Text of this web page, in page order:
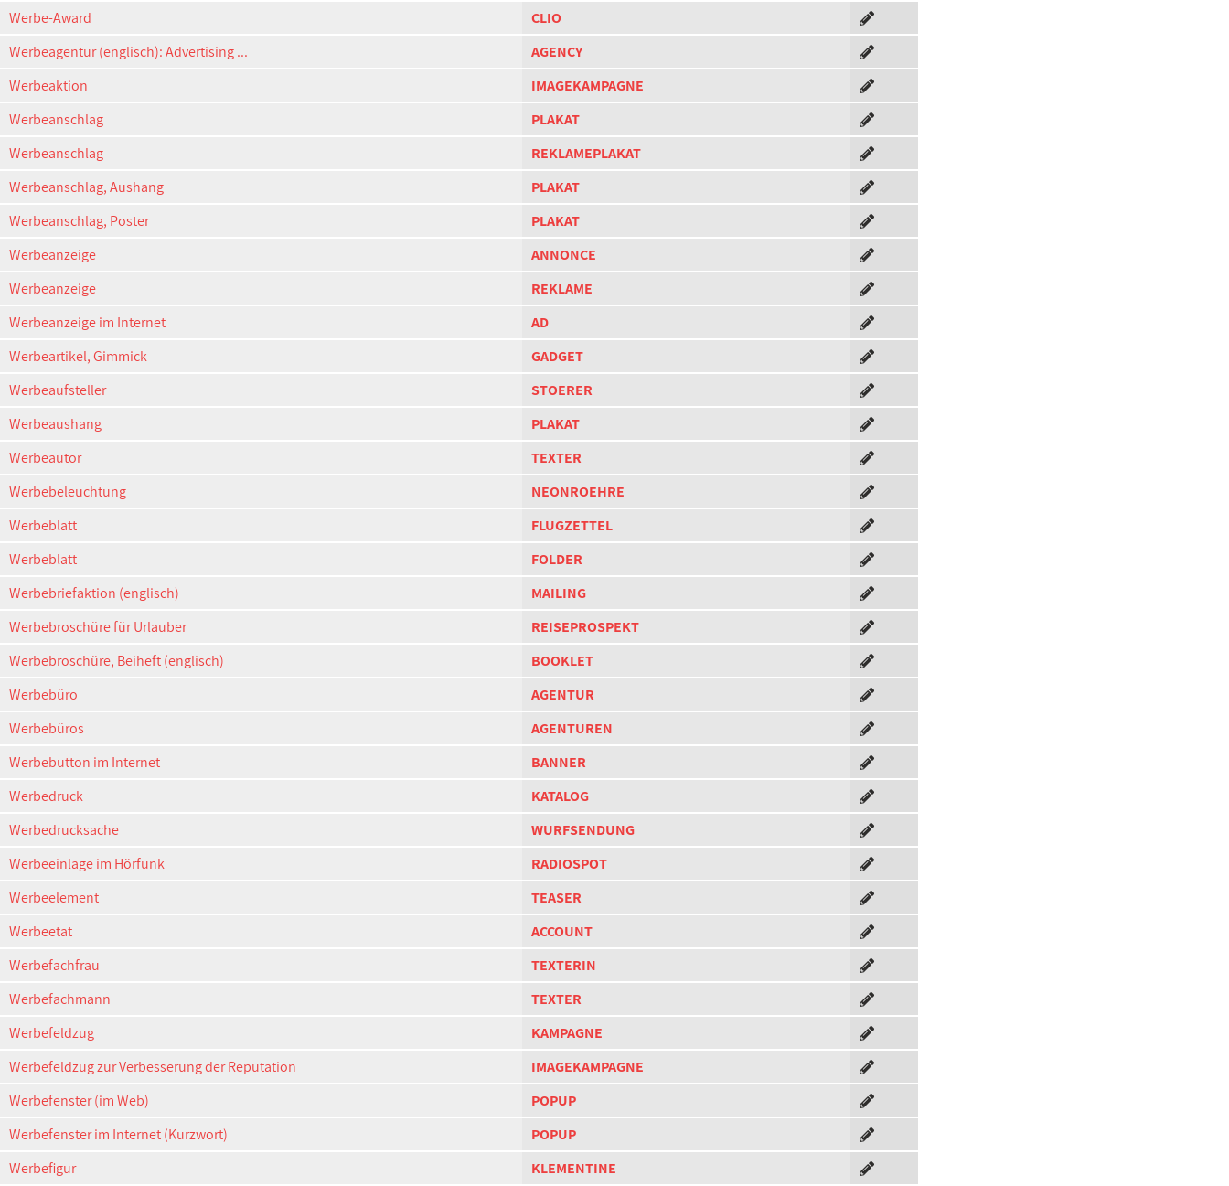
Werbe-Award
CLIO
Werbeagentur (englisch): Advertising ...
AGENCY
Werbeaktion
IMAGEKAMPAGNE
Werbeanschlag
PLAKAT
Werbeanschlag
REKLAMEPLAKAT
Werbeanschlag, Aushang
PLAKAT
Werbeanschlag, Poster
PLAKAT
Werbeanzeige
ANNONCE
Werbeanzeige
REKLAME
Werbeanzeige im Internet
AD
Werbeartikel, Gimmick
GADGET
Werbeaufsteller
STOERER
Werbeaushang
PLAKAT
Werbeautor
TEXTER
Werbebeleuchtung
NEONROEHRE
Werbeblatt
FLUGZETTEL
Werbeblatt
FOLDER
Werbebriefaktion (englisch)
MAILING
Werbebroschüre für Urlauber
REISEPROSPEKT
Werbebroschüre, Beiheft (englisch)
BOOKLET
Werbebüro
AGENTUR
Werbebüros
AGENTUREN
Werbebutton im Internet
BANNER
Werbedruck
KATALOG
Werbedrucksache
WURFSENDUNG
Werbeeinlage im Hörfunk
RADIOSPOT
Werbeelement
TEASER
Werbeetat
ACCOUNT
Werbefachfrau
TEXTERIN
Werbefachmann
TEXTER
Werbefeldzug
KAMPAGNE
Werbefeldzug zur Verbesserung der Reputation
IMAGEKAMPAGNE
Werbefenster (im Web)
POPUP
Werbefenster im Internet (Kurzwort)
POPUP
Werbefigur
KLEMENTINE